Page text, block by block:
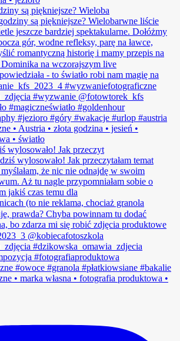
są piękniejsze? Wieloba
wylosowało! Jak przeczyt